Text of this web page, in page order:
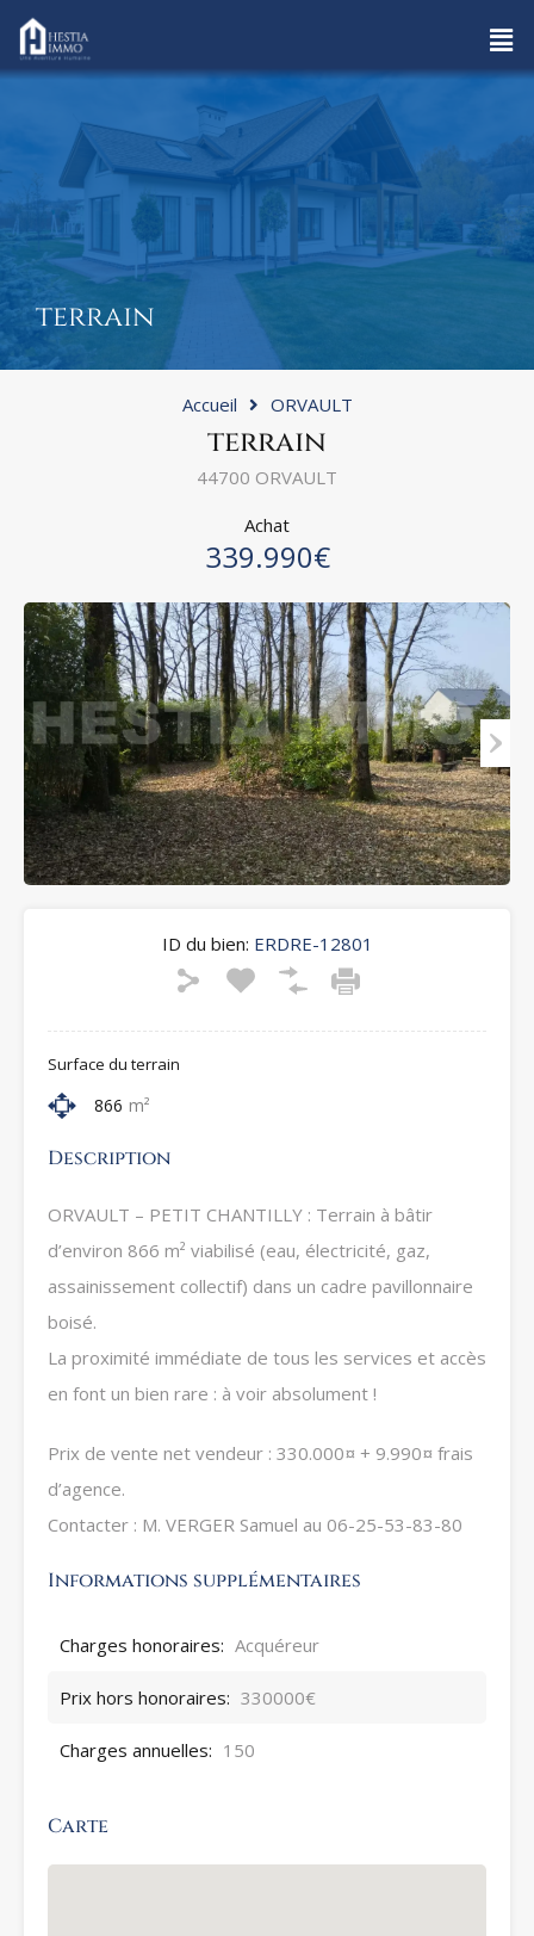
terrain
Accueil ORVAULT
terrain
44700 ORVAULT
Achat
339.990€
ID du bien: ERDRE-12801
Surface du terrain
866 m²
Description
ORVAULT – PETIT CHANTILLY : Terrain à bâtir
d’environ 866 m² viabilisé (eau, électricité, gaz,
assainissement collectif) dans un cadre pavillonnaire
boisé.
La proximité immédiate de tous les services et accès
en font un bien rare : à voir absolument !
Prix de vente net vendeur : 330.000¤ + 9.990¤ frais
d’agence.
Contacter : M. VERGER Samuel au 06-25-53-83-80
Informations supplémentaires
Charges honoraires: Acquéreur
Prix hors honoraires: 330000€
Charges annuelles: 150
Carte